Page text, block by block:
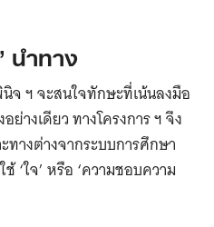
นำทาง
จ ฯ จะสนใจทักษะที่เน้นลงมือ
างเดียว ทางโครงการ ฯ จึง
างต่างจากระบบการศึกษา
‘ใจ’ หรือ ‘ความชอบความ